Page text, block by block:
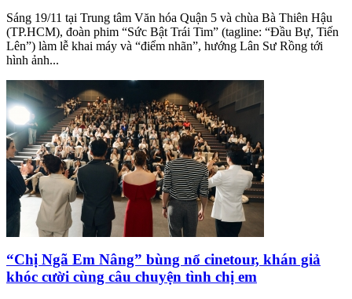
Sáng 19/11 tại Trung tâm Văn hóa Quận 5 và chùa Bà Thiên Hậu
(TP.HCM), đoàn phim “Sức Bật Trái Tim” (tagline: “Đầu Bự, Tiến
Lên”) làm lễ khai máy và “điểm nhãn”, hướng Lân Sư Rồng tới
hình ảnh...
“Chị Ngã Em Nâng” bùng nổ cinetour, khán giả
khóc cười cùng câu chuyện tình chị em